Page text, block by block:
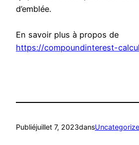
d’emblée.
En savoir plus à propos de
https://compoundinterest-
Publiéjuillet 7, 2023dans